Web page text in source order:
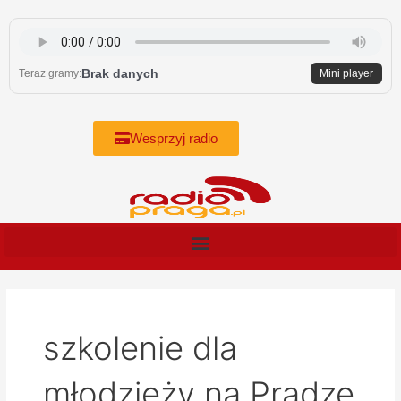
content
Teraz gramy:Brak danych Mini player
Wesprzyj radio
szkolenie dla